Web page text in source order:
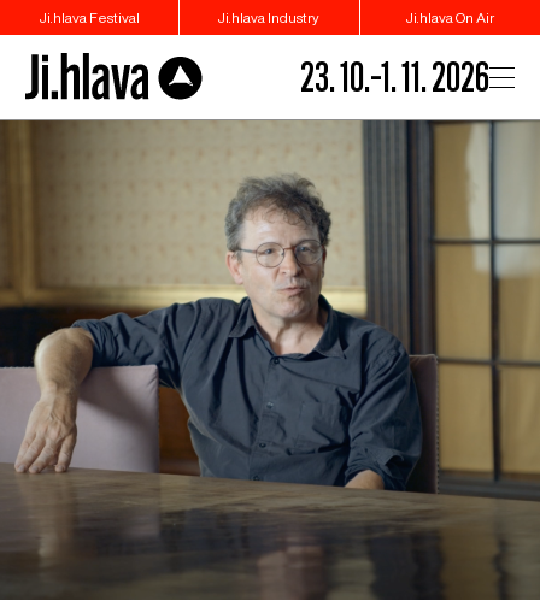
Ji.hlava Festival Ji.hlava Industry Ji.hlava On Air
23. 10.–1. 11. 2026